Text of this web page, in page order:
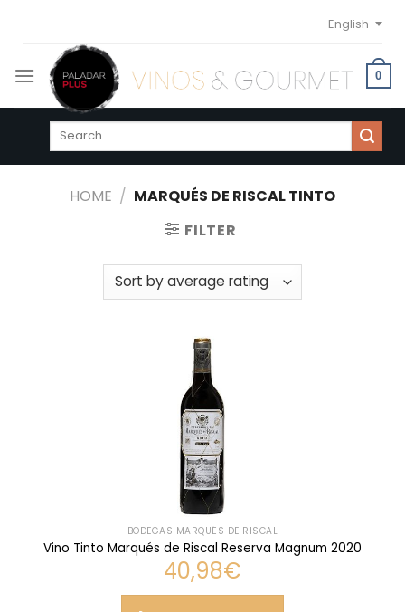
content
English
0
Search
HOME / MARQUÉS DE RISCAL TINTO
FILTER
BODEGAS MARQUÉS DE RISCAL
Vino Tinto Marqués de Riscal Reserva Magnum 2020
40,98€